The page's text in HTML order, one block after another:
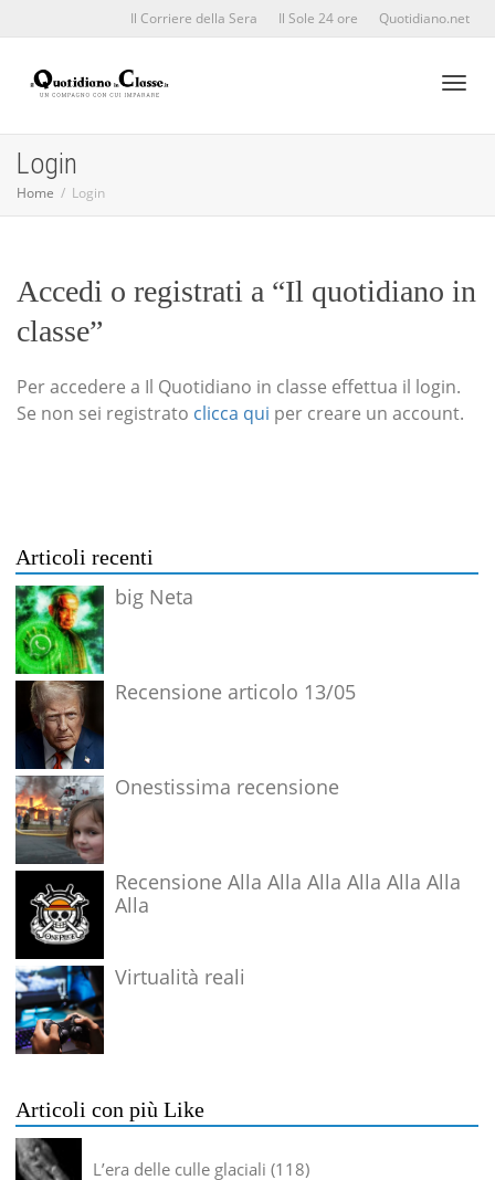
Il Corriere della Sera Il Sole 24 ore Quotidiano.net
Login
Home Login
Accedi o registrati a “Il quotidiano in
classe”
Per accedere a Il Quotidiano in classe effettua il login.
Se non sei registrato clicca qui per creare un account.
Articoli recenti
big Neta
Recensione articolo 13/05
Onestissima recensione
Recensione Alla Alla Alla Alla Alla Alla
Alla
Virtualità reali
Articoli con più Like
L’era delle culle glaciali 118